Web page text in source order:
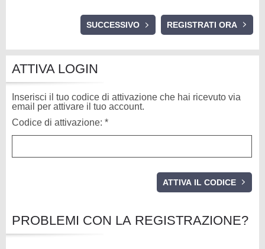
SUCCESSIVO
ATTIVA LOGIN
Inserisci il tuo codice di attivazione che hai ricevuto via
email per attivare il tuo account.
Codice di attivazione: *
PROBLEMI CON LA REGISTRAZIONE?